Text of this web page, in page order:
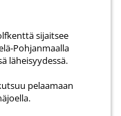
sijaitsee
Pohjanmaalla
läheisyydessä.
pelaamaan